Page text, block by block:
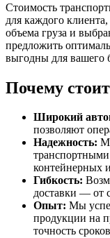
Стоимость
для каждого
объема груза и
предложить
выгодны для вашего
Почему
Широкий
позволяют
Надежность:
контейнерных
Гибкость:
доставки — от
Опыт: Мы
продукции на
точность